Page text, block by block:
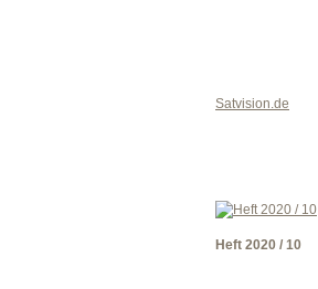
Satvision.de
Heft 2020 / 10